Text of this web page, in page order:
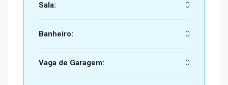
Sala: 0
Banheiro: 0
Vaga de Garagem: 0